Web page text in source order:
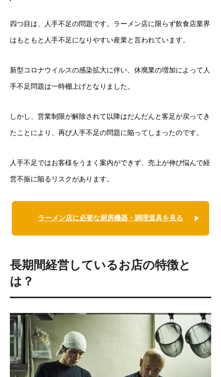
四つ目は、人手不足の問題です。ラーメン店に限らず飲食店業界
はもともと人手不足になりやすい産業と言われています。
新型コロナウイルスの感染拡大に伴い、休廃業の増加によって人
手不足問題は一時棚上げとなりました。
しかし、営業制限が解除されて以降はだんだんと客足が戻ってき
たことにより、再び人手不足の問題に陥ってしまったのです。
人手不足ではお客様をうまく案内ができず、売上が伸び悩んで経
営不振に陥るリスクがあります。
ラーメン店に必要な厨房機器・調理道具を見る
長期間経営しているお店の特徴と
は？